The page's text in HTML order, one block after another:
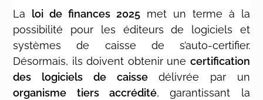
La loi de finances 2025 met un terme à la
possibilité pour les éditeurs de logiciels et
systèmes de caisse de s’auto-certifier.
Désormais, ils doivent obtenir une certification
des logiciels de caissedélivrée par un
organisme tiers accrédité, garantissant la